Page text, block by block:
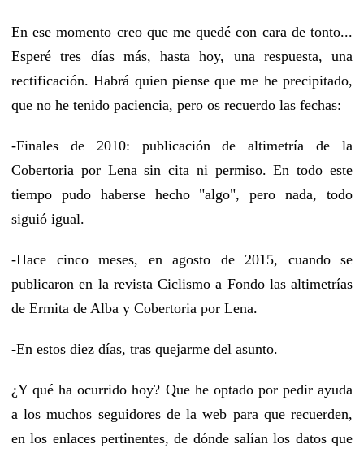
En ese momento creo que me quedé con cara de tonto...
Esperé tres días más, hasta hoy, una respuesta, una
rectificación. Habrá quien piense que me he precipitado,
que no he tenido paciencia, pero os recuerdo las fechas:
-Finales de 2010: publicación de altimetría de la
Cobertoria por Lena sin cita ni permiso. En todo este
tiempo pudo haberse hecho "algo", pero nada, todo
siguió igual.
-Hace cinco meses, en agosto de 2015, cuando se
publicaron en la revista Ciclismo a Fondo las altimetrías
de Ermita de Alba y Cobertoria por Lena.
-En estos diez días, tras quejarme del asunto.
¿Y qué ha ocurrido hoy? Que he optado por pedir ayuda
a los muchos seguidores de la web para que recuerden,
en los enlaces pertinentes, de dónde salían los datos que